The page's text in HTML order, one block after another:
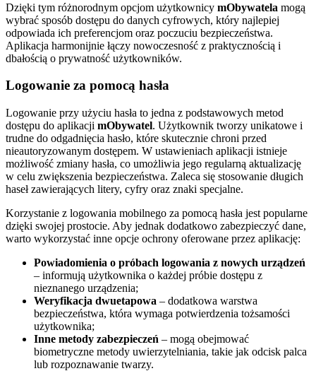
Dzięki tym różnorodnym opcjom użytkownicy mObywatela mogą
wybrać sposób dostępu do danych cyfrowych, który najlepiej
odpowiada ich preferencjom oraz poczuciu bezpieczeństwa.
Aplikacja harmonijnie łączy nowoczesność z praktycznością i
dbałością o prywatność użytkowników.
Logowanie za pomocą hasła
Logowanie przy użyciu hasła to jedna z podstawowych metod
dostępu do aplikacji mObywatel. Użytkownik tworzy unikatowe i
trudne do odgadnięcia hasło, które skutecznie chroni przed
nieautoryzowanym dostępem. W ustawieniach aplikacji istnieje
możliwość zmiany hasła, co umożliwia jego regularną aktualizację
w celu zwiększenia bezpieczeństwa. Zaleca się stosowanie długich
haseł zawierających litery, cyfry oraz znaki specjalne.
Korzystanie z logowania mobilnego za pomocą hasła jest popularne
dzięki swojej prostocie. Aby jednak dodatkowo zabezpieczyć dane,
warto wykorzystać inne opcje ochrony oferowane przez aplikację:
Powiadomienia o próbach logowania z nowych urządzeń
– informują użytkownika o każdej próbie dostępu z
nieznanego urządzenia;
Weryfikacja dwuetapowa – dodatkowa warstwa
bezpieczeństwa, która wymaga potwierdzenia tożsamości
użytkownika;
Inne metody zabezpieczeń – mogą obejmować
biometryczne metody uwierzytelniania, takie jak odcisk palca
lub rozpoznawanie twarzy.